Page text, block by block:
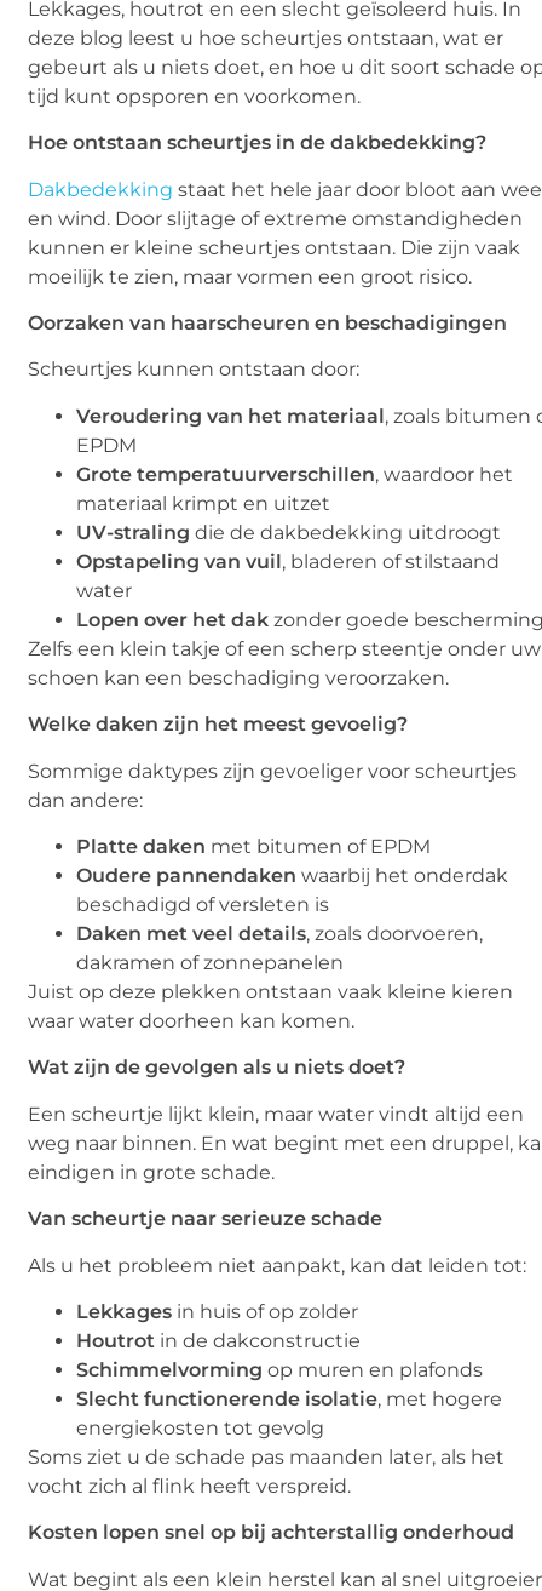
Lekkages, houtrot en een slecht geïsoleerd huis. In
deze blog leest u hoe scheurtjes ontstaan, wat er
gebeurt als u niets doet, en hoe u dit soort schade
tijd kunt opsporen en voorkomen.
Hoe ontstaan scheurtjes in de dakbedekking?
Dakbedekking staat het hele jaar door bloot aan
en wind. Door slijtage of extreme omstandigheden
kunnen er kleine scheurtjes ontstaan. Die zijn vaak
moeilijk te zien, maar vormen een groot risico.
Oorzaken van haarscheuren en beschadigingen
Scheurtjes kunnen ontstaan door:
Veroudering van het materiaal, zoals bitumen
EPDM
Grote temperatuurverschillen, waardoor het
materiaal krimpt en uitzet
UV-straling die de dakbedekking uitdroogt
Opstapeling van vuil, bladeren of stilstaand
water
Lopen over het dak zonder goede
Zelfs een klein takje of een scherp steentje onder uw
schoen kan een beschadiging veroorzaken.
Welke daken zijn het meest gevoelig?
Sommige daktypes zijn gevoeliger voor scheurtjes
dan andere:
Platte daken met bitumen of EPDM
Oudere pannendaken waarbij het onderdak
beschadigd of versleten is
Daken met veel details, zoals doorvoeren,
dakramen of zonnepanelen
Juist op deze plekken ontstaan vaak kleine kieren
waar water doorheen kan komen.
Wat zijn de gevolgen als u niets doet?
Een scheurtje lijkt klein, maar water vindt altijd een
weg naar binnen. En wat begint met een druppel,
eindigen in grote schade.
Van scheurtje naar serieuze schade
Als u het probleem niet aanpakt, kan dat leiden tot:
Lekkages in huis of op zolder
Houtrot in de dakconstructie
Schimmelvorming op muren en plafonds
Slecht functionerende isolatie, met hogere
energiekosten tot gevolg
Soms ziet u de schade pas maanden later, als het
vocht zich al flink heeft verspreid.
Kosten lopen snel op bij achterstallig onderhoud
Wat begint als een klein herstel kan al snel